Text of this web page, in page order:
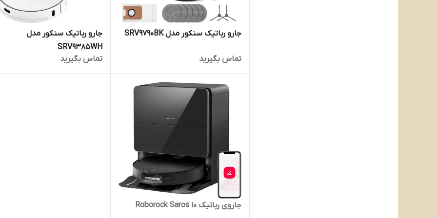
جارو رباتیک سنکور مدل SRV9790BK
تماس بگیرید
جارو رباتیک سنکور مدل
SRV9385WH
تماس بگیرید
جاروی رباتیک Roborock Saros 10